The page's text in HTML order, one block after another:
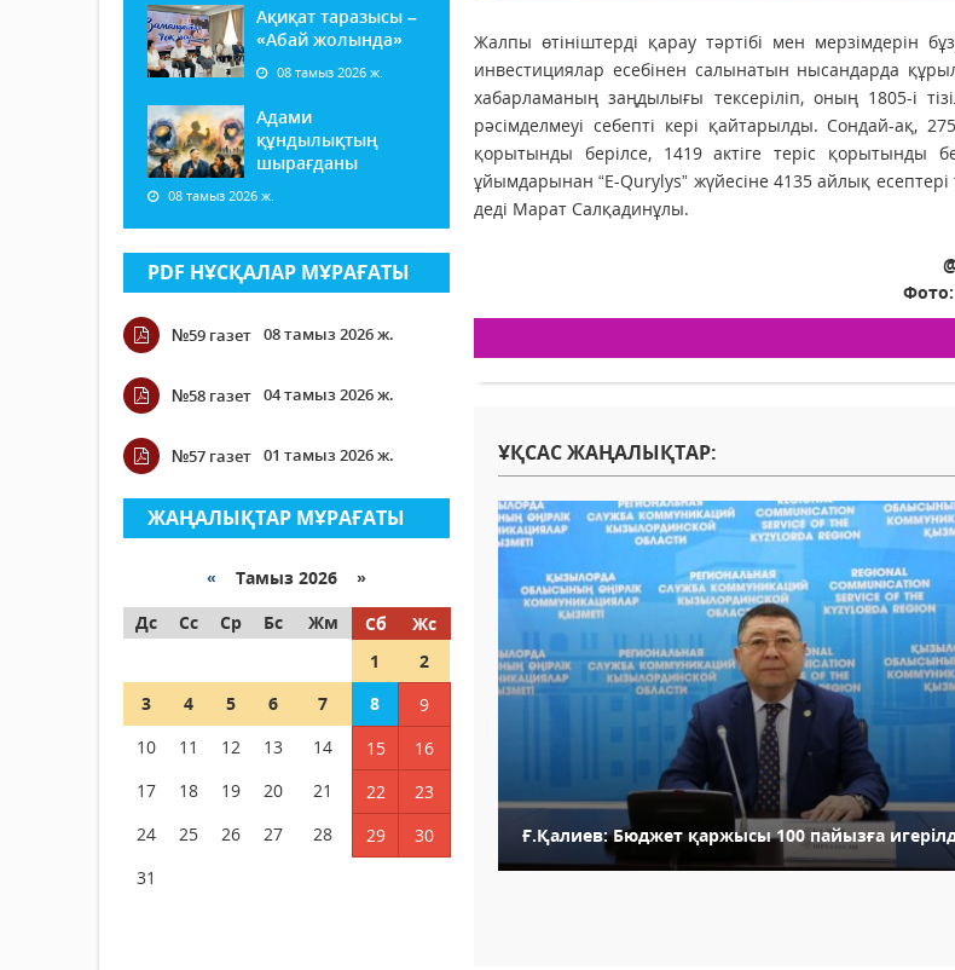
Ақиқат таразысы –
«Абай жолында»
08 тамыз 2026 ж.
Адами
құндылықтың
шырағданы
08 тамыз 2026 ж.
PDF НҰСҚАЛАР МҰРАҒАТЫ
№59 газет 08 тамыз 2026 ж.
№58 газет 04 тамыз 2026 ж.
№57 газет 01 тамыз 2026 ж.
ЖАҢАЛЫҚТАР МҰРАҒАТЫ
« Тамыз 2026 »
Дс
Сс Ср Бс Жм Сб
Жс
1
2
3
4 5 6 7 8
9
10
11 12 13 14 15
16
17
18 19 20 21 22
23
24
25 26 27 28 29
30
31
Жалпы өтініштерді қарау тәртібі мен мерзімдерін
инвестициялар есебінен салынатын нысандарда
хабарламаның заңдылығы тексеріліп, оның 1805-і
рәсімделмеуі себепті кері қайтарылды. Сондай-ақ,
қорытынды берілсе, 1419 актіге теріс қорытынды
ұйымдарынан “Е-Qurylys” жүйесіне 4135 айлық
деді Марат Салқадинұлы.
ҰҚСАС ЖАҢАЛЫҚТАР:
Ғ.Қалиев: Бюджет қаржысы 100 пайызға